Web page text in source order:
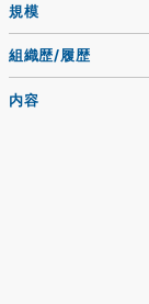
規模
組織歴/履歴
内容